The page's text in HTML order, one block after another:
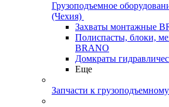
Грузоподъемное
(Чехия)
Захваты монтажные
Полиспасты, блоки,
BRANO
Домкраты
Еще
Запчасти к